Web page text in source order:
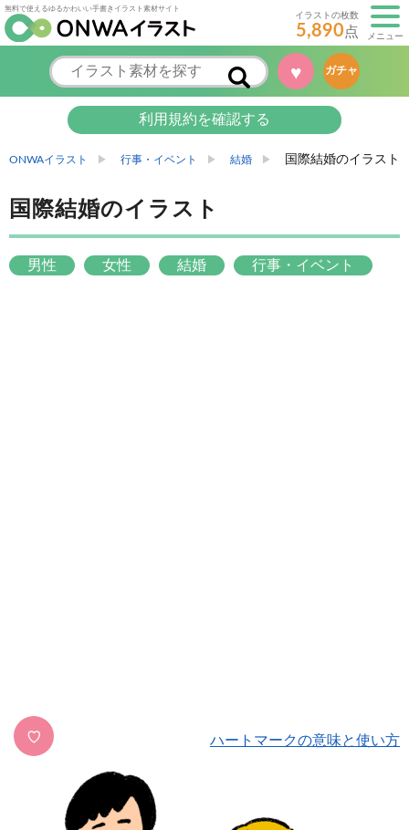
無料で使えるゆるかわいい手書きイラスト素材サイト
イラストの枚数
5,890点 メニュー
♥ ガチャ
利用規約を確認する
ONWAイラスト 行事・イベント 結婚 国際結婚のイラスト
国際結婚のイラスト
男性 女性 結婚 行事・イベント
♡ ハートマークの意味と使い方